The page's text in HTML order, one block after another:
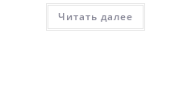
Читать далее